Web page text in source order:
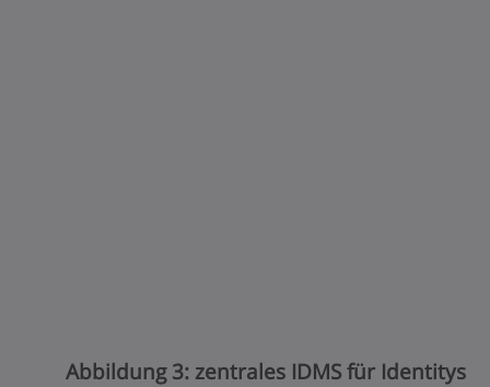
Abbildung 3: zentrales IDMS für Identitys